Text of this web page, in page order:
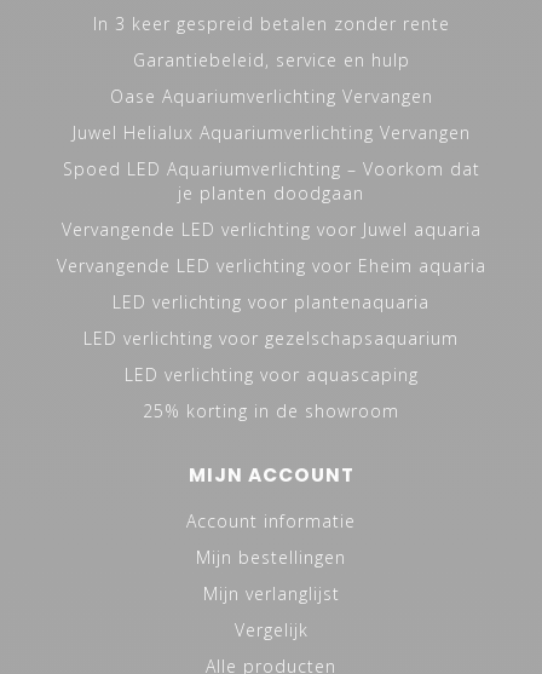
In 3 keer gespreid betalen zonder rente
Garantiebeleid, service en hulp
Oase Aquariumverlichting Vervangen
Juwel Helialux Aquariumverlichting Vervangen
Spoed LED Aquariumverlichting – Voorkom dat
je planten doodgaan
Vervangende LED verlichting voor Juwel aquaria
Vervangende LED verlichting voor Eheim aquaria
LED verlichting voor plantenaquaria
LED verlichting voor gezelschapsaquarium
LED verlichting voor aquascaping
25% korting in de showroom
MIJN ACCOUNT
Account informatie
Mijn bestellingen
Mijn verlanglijst
Vergelijk
Alle producten